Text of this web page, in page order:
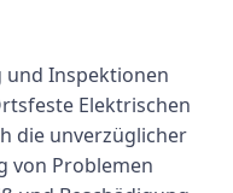
und Inspektionen
Elektrischen
die unverzüglicher
von Problemen